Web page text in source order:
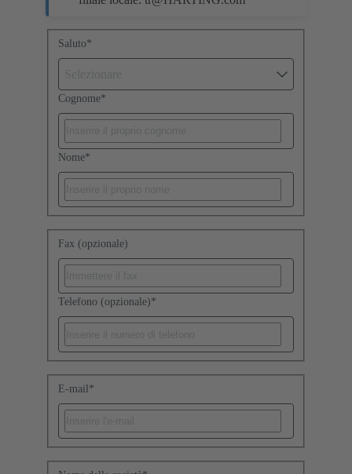
Saluto*
Cognome*
Nome*
Fax (opzionale)
Telefono (opzionale)*
E-mail*